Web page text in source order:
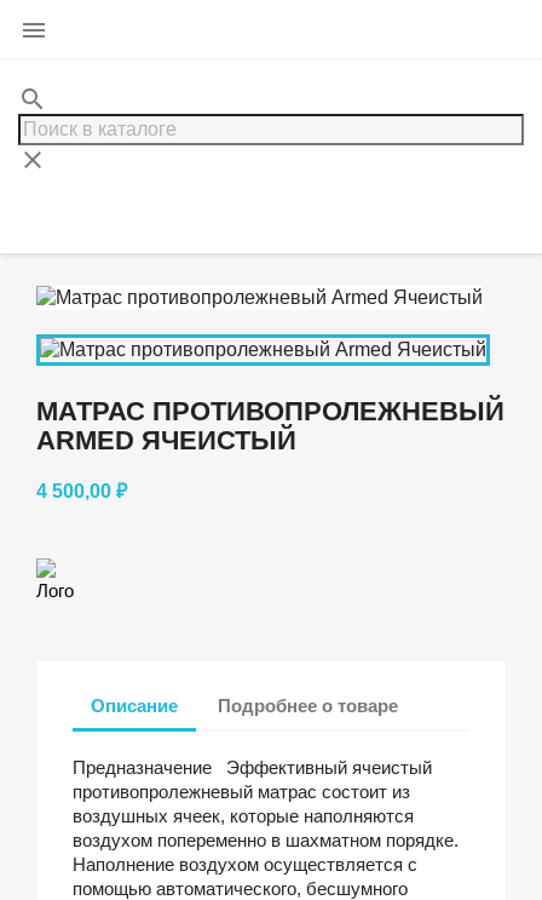

search
clear
МАТРАС ПРОТИВОПРОЛЕЖНЕВЫЙ
ARMED ЯЧЕИСТЫЙ
4 500,00 ₽
Лого
Описание Подробнее о товаре
Предназначение Эффективный ячеистый
противопролежневый матрас состоит из
воздушных ячеек, которые наполняются
воздухом попеременно в шахматном порядке.
Наполнение воздухом осуществляется с
помощью автоматического, бесшумного